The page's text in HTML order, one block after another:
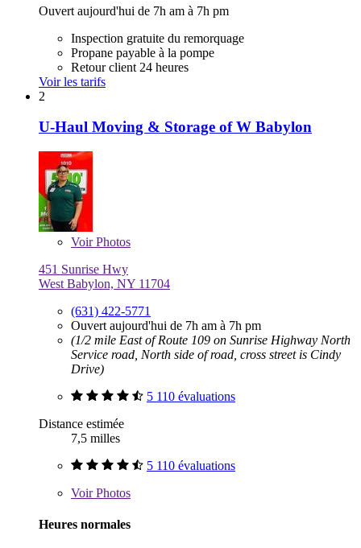
Ouvert aujourd'hui de 7h am à 7h pm
Inspection gratuite du remorquage
Propane payable à la pompe
Retour client 24 heures
Voir les tarifs
2
U-Haul Moving & Storage of W Babylon
VoirPhotos
451 Sunrise Hwy
West Babylon, NY 11704
(631) 422-5771
Ouvert aujourd'hui de 7h am à 7h pm
(1/2 mile East of Route 109 on Sunrise Highway North
Service road, North side of road, cross street is Cindy
Drive)
5 110 évaluations
Distance estimée
7,5 milles
5 110 évaluations
VoirPhotos
Heures normales